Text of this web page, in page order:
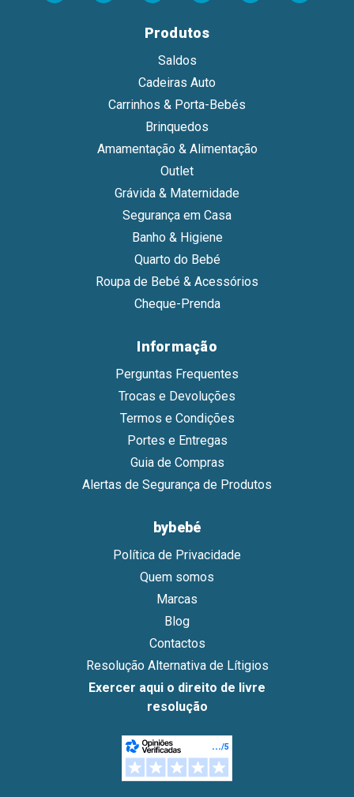
Produtos
Saldos
Cadeiras Auto
Carrinhos & Porta-Bebés
Brinquedos
Amamentação & Alimentação
Outlet
Grávida & Maternidade
Segurança em Casa
Banho & Higiene
Quarto do Bebé
Roupa de Bebé & Acessórios
Cheque-Prenda
Informação
Perguntas Frequentes
Trocas e Devoluções
Termos e Condições
Portes e Entregas
Guia de Compras
Alertas de Segurança de Produtos
bybebé
Política de Privacidade
Quem somos
Marcas
Blog
Contactos
Resolução Alternativa de Lítigios
Exercer aqui o direito de livre
resolução